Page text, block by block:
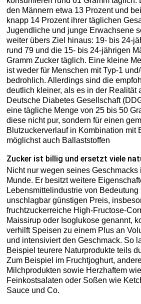
den Männern etwa 13 Prozent und
knapp 14 Prozent ihrer täglichen
Jugendliche und junge Erwachsene
weiter übers Ziel hinaus: 19- bis 24-
rund 79 und die 15- bis 24-jährigen
Gramm Zucker täglich. Eine kleine
ist weder für Menschen mit Typ-1
bedrohlich. Allerdings sind die
deutlich kleiner, als es in der Realität
Deutsche Diabetes Gesellschaft
eine tägliche Menge von 25 bis 50
diese nicht pur, sondern für einen
Blutzuckerverlauf in Kombination mit
möglichst auch Ballaststoffen
Zucker ist billig und ersetzt viele
Nicht nur wegen seines Geschmacks
Munde. Er besitzt weitere
Lebensmittelindustrie von
unschlagbar günstigen Preis,
fruchtzuckerreiche High-Fructose-
Maissirup oder Isoglukose genannt,
verhilft Speisen zu einem Plus an
und intensiviert den Geschmack. So
Beispiel teurere Naturprodukte teils
Zum Beispiel im Fruchtjoghurt,
Milchprodukten sowie Herzhaftem
Feinkostsalaten oder Soßen wie
Sauce und Co.